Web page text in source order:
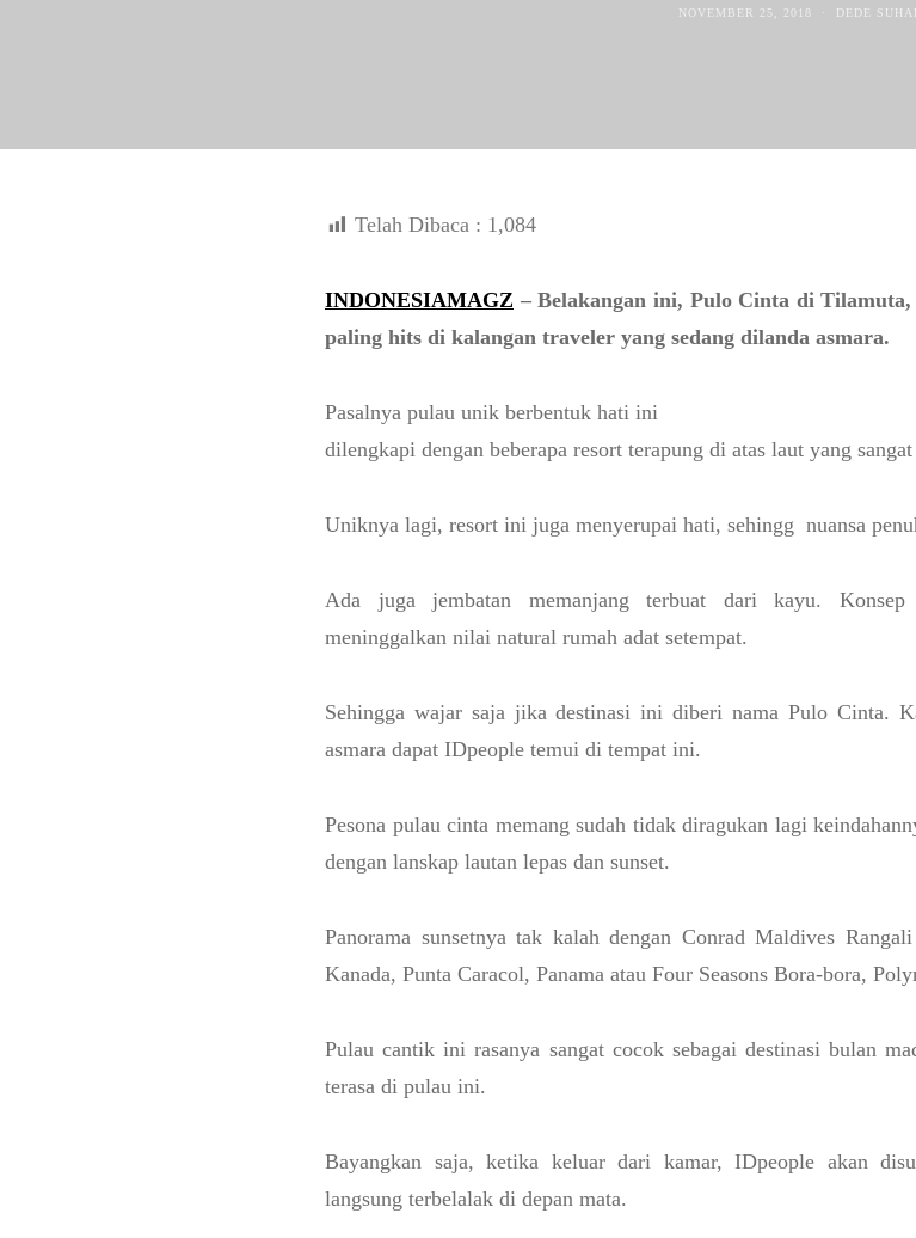
NOVEMBER 25, 2018 DEDE
Telah Dibaca : 1,084
INDONESIAMAGZ – Belakangan ini, Pulo Cinta di
paling hits di kalangan traveler yang sedang dilanda asmara.
Pasalnya pulau unik berbentuk hati ini
dilengkapi dengan beberapa resort terapung di atas laut yang
Uniknya lagi, resort ini juga menyerupai hati, sehingg nuansa
Ada juga jembatan memanjang terbuat dari kayu. Konsep
meninggalkan nilai natural rumah adat setempat.
Sehingga wajar saja jika destinasi ini diberi nama Pulo Cinta.
asmara dapat IDpeople temui di tempat ini.
Pesona pulau cinta memang sudah tidak diragukan lagi
dengan lanskap lautan lepas dan sunset.
Panorama sunsetnya tak kalah dengan Conrad Maldives
Kanada, Punta Caracol, Panama atau Four Seasons Bora-bora,
Pulau cantik ini rasanya sangat cocok sebagai destinasi bulan
terasa di pulau ini.
Bayangkan saja, ketika keluar dari kamar, IDpeople akan
langsung terbelalak di depan mata.